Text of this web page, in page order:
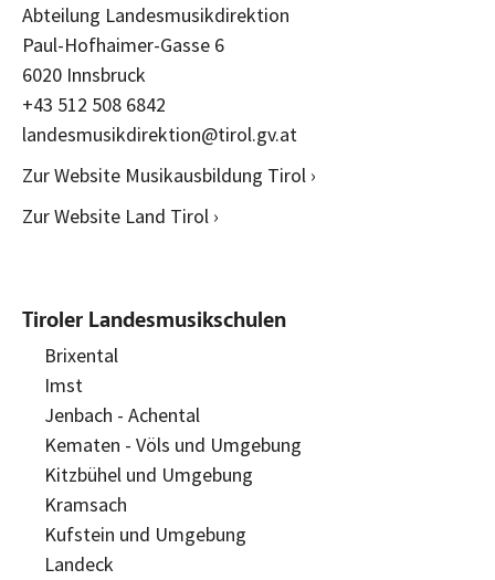
Abteilung Landesmusikdirektion
Paul-Hofhaimer-Gasse 6
6020 Innsbruck
+43 512 508 6842
landesmusikdirektion@tirol.gv.at
Zur Website Musikausbildung Tirol ›
Zur Website Land Tirol ›
Tiroler Landesmusikschulen
Brixental
Imst
Jenbach - Achental
Kematen - Völs und Umgebung
Kitzbühel und Umgebung
Kramsach
Kufstein und Umgebung
Landeck